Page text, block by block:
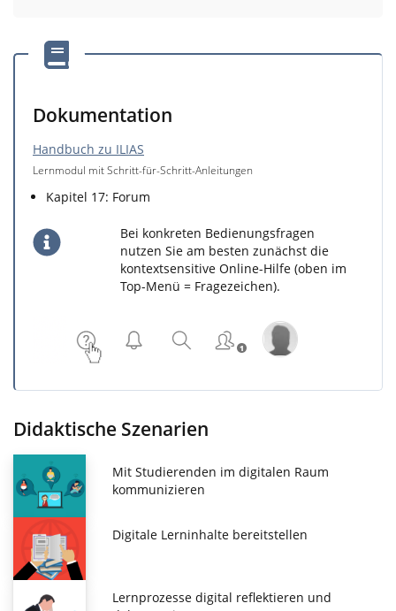
Dokumentation
Handbuch zu ILIAS
Lernmodul mit Schritt-für-Schritt-Anleitungen
Kapitel 17: Forum
Bei konkreten Bedienungsfragen
nutzen Sie am besten zunächst die
kontextsensitive Online-Hilfe (oben im
Top-Menü = Fragezeichen).
Didaktische Szenarien
Mit Studierenden im digitalen Raum
kommunizieren
Digitale Lerninhalte bereitstellen
Lernprozesse digital reflektieren und